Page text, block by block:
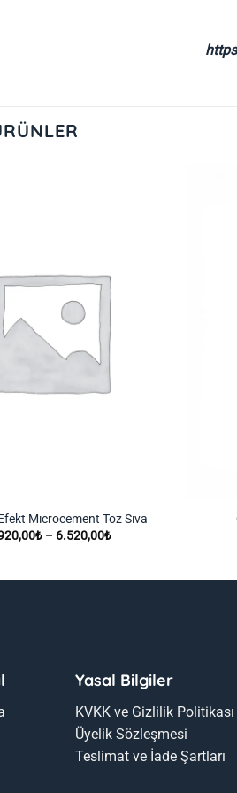
Mıcrocement Toz Sıva
₺ – 6.520,00₺Fiyat
Yasal Bilgiler
KVKK ve Gizlilik Politikası
Üyelik Sözleşmesi
Teslimat ve İade Şartları